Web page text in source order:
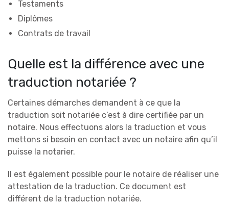
Testaments
Diplômes
Contrats de travail
Quelle est la différence avec une
traduction notariée ?
Certaines démarches demandent à ce que la
traduction soit notariée c’est à dire certifiée par un
notaire. Nous effectuons alors la traduction et vous
mettons si besoin en contact avec un notaire afin qu’il
puisse la notarier.
Il est également possible pour le notaire de réaliser une
attestation de la traduction. Ce document est
différent de la traduction notariée.